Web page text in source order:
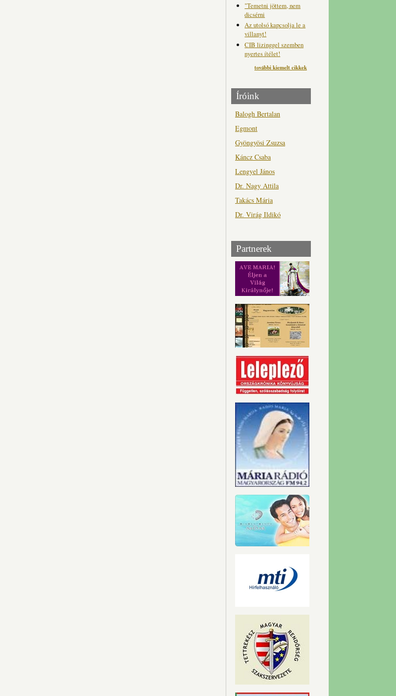
"Temetni jöttem, nem
dicsérni
Az utolsó kapcsolja le a
villanyt!
CIB lizinggel szemben
nyertes ítélet!
további kiemelt cikkek
Íróink
Balogh Bertalan
Egmont
Gyöngyösi Zsuzsa
Káncz Csaba
Lengyel János
Dr. Nagy Attila
Takács Mária
Dr. Virág Ildikó
Partnerek